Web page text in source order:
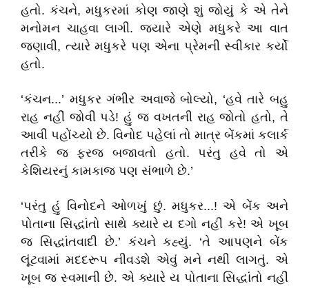
હતો. કંચને, મધુકરમાં કોણ જાણે શું જોયું કે એ તેને
મનોમન ચાહવા લાગી. જ્યારે એણે મધુકરે આ વાત
જણાવી, ત્યારે મધુકરે પણ એના પ્રેમની સ્વીકાર કર્યો
હતો.
‘કંચન...’ મધુકર ગંભીર અવાજે બોલ્યો, ‘હવે તારે બહુ
રાહ નહીં જોવી પડે! હું જ વખતની રાહ જોતો હતો, તે
આવી પહોંચ્યો છે. વિનોદ પહેલાં તો માત્ર બેંકમાં કલાર્ક
તરીકે જ ફરજ બજાવતો હતો. પરંતુ હવે તો એ
કેશિયરનું કામકાજ પણ સંભાળે છે.’
‘પરંતુ હું વિનોદને ઓળખું છું. મધુકર...! એ બેંક અને
પોતાના સિદ્ધાંતો સાથે ક્યારે ય દગો નહીં કરે! એ ખૂબ
જ સિદ્ધાંતવાદી છે.’ કંચને કહ્યું. ‘તે આપણને બેંક
લૂંટવામાં મદદરૂપ નીવડશે એવું મને નથી લાગતું. એ
ખૂબ જ સ્વમાની છે. એ ક્યારે ય પોતાના સિદ્ધાંતો નહીં